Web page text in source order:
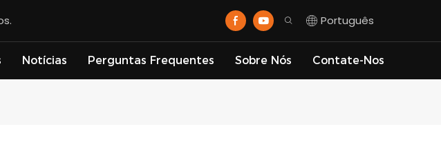
Português
Notícias Perguntas Frequentes Sobre Nós Contate-Nos